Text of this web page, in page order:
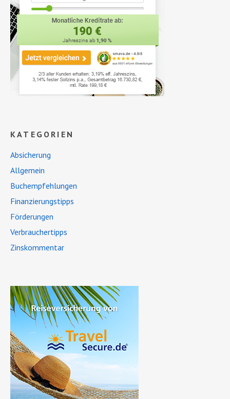
KATEGORIEN
Absicherung
Allgemein
Buchempfehlungen
Finanzierungstipps
Förderungen
Verbrauchertipps
Zinskommentar